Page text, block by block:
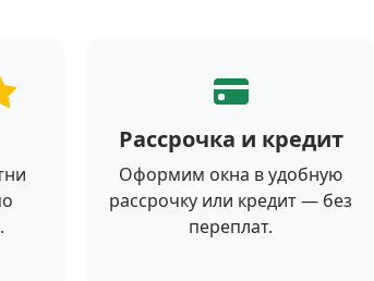
Рассрочка и кредит
Оформим окна в удобную
рассрочку или кредит — без
переплат.